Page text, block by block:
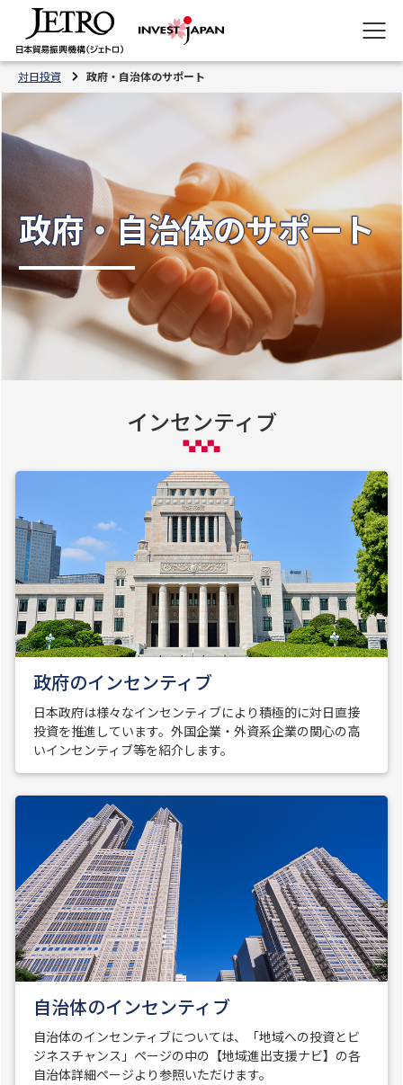
対日投資 政府・自治体のサポート
政府・自治体のサポート
インセンティブ
政府のインセンティブ
日本政府は様々なインセンティブにより積極的に対日直接
投資を推進しています。外国企業・外資系企業の関心の高
いインセンティブ等を紹介します。
自治体のインセンティブ
自治体のインセンティブについては、「地域への投資とビ
ジネスチャンス」ページの中の【地域進出支援ナビ】の各
自治体詳細ページより参照いただけます。